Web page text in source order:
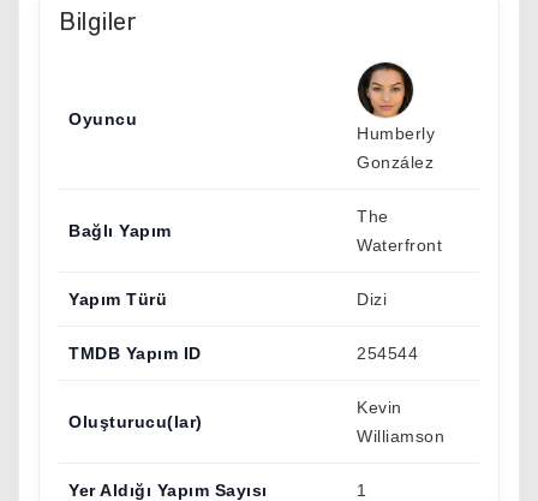
Bilgiler
Oyuncu
Humberly
González
Bağlı Yapım
The
Waterfront
Yapım Türü Dizi
TMDB Yapım ID 254544
Oluşturucu(lar)
Kevin
Williamson
Yer Aldığı Yapım Sayısı 1